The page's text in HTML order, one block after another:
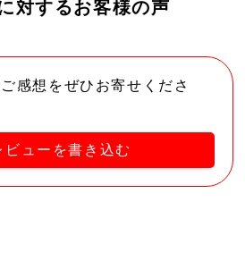
対するお客様の声
感想をぜひお寄せくださ
ビューを書き込む